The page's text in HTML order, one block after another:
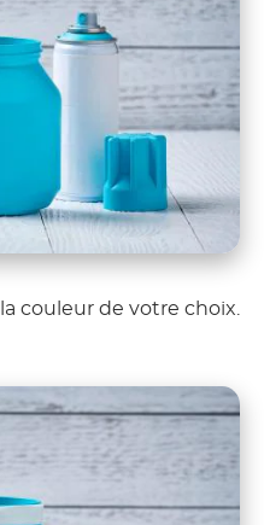
couleur de votre choix.